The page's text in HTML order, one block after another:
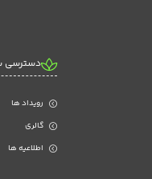
دسترسی
رویداد ها
گالری
اطلاعیه ها